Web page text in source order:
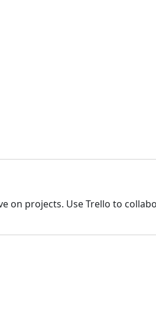
on projects. Use Trello to